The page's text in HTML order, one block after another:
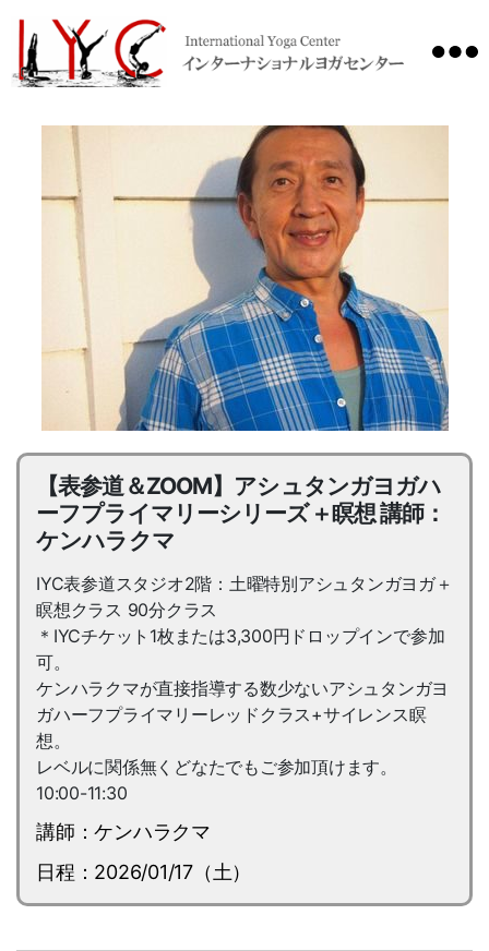
【表参道＆ZOOM】アシュタンガヨガハ
ーフプライマリーシリーズ＋瞑想 講師：
ケンハラクマ
IYC表参道スタジオ2階：土曜特別アシュタンガヨガ＋
瞑想クラス 90分クラス
＊IYCチケット1枚または3,300円ドロップインで参加
可。
ケンハラクマが直接指導する数少ないアシュタンガヨ
ガハーフプライマリーレッドクラス+サイレンス瞑
想。
レベルに関係無くどなたでもご参加頂けます。
10:00-11:30
講師：ケンハラクマ
日程：2026/01/17（土）